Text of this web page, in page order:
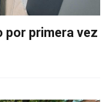
por primera vez